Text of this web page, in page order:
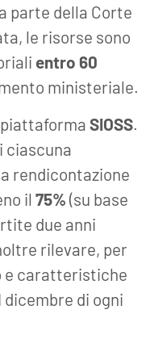
parte della Corte
le risorse sono
entro 60
ministeriale.
SIOSS.
ciascuna
rendicontazione
il 75% (su base
due anni
rilevare, per
e caratteristiche
di ogni